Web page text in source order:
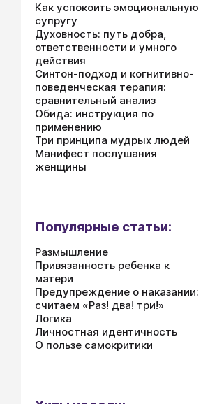
Как успокоить эмоциональную
супругу
Духовность: путь добра,
ответственности и умного
действия
Синтон-подход и когнитивно-
поведенческая терапия:
сравнительный анализ
Обида: инструкция по
применению
Три принципа мудрых людей
Манифест послушания
женщины
Популярные статьи:
Размышление
Привязанность ребенка к
матери
Предупреждение о наказании:
считаем «Раз! два! три!»
Логика
Личностная идентичность
О пользе самокритики